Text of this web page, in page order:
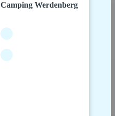
Camping Werdenberg